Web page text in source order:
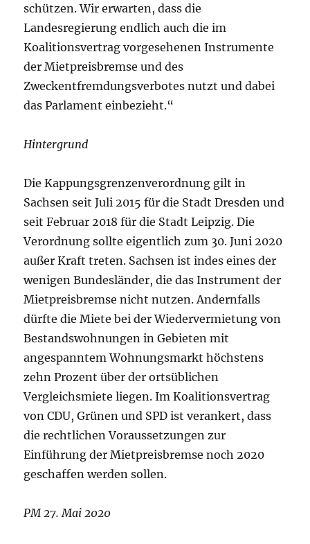
schützen. Wir erwarten, dass die
Landesregierung endlich auch die im
Koalitionsvertrag vorgesehenen Instrumente
der Mietpreisbremse und des
Zweckentfremdungsverbotes nutzt und dabei
das Parlament einbezieht.“
Hintergrund
Die Kappungsgrenzenverordnung gilt in
Sachsen seit Juli 2015 für die Stadt Dresden und
seit Februar 2018 für die Stadt Leipzig. Die
Verordnung sollte eigentlich zum 30. Juni 2020
außer Kraft treten. Sachsen ist indes eines der
wenigen Bundesländer, die das Instrument der
Mietpreisbremse nicht nutzen. Andernfalls
dürfte die Miete bei der Wiedervermietung von
Bestandswohnungen in Gebieten mit
angespanntem Wohnungsmarkt höchstens
zehn Prozent über der ortsüblichen
Vergleichsmiete liegen. Im Koalitionsvertrag
von CDU, Grünen und SPD ist verankert, dass
die rechtlichen Voraussetzungen zur
Einführung der Mietpreisbremse noch 2020
geschaffen werden sollen.
PM 27. Mai 2020